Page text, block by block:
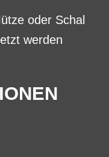
oder Schal
werden